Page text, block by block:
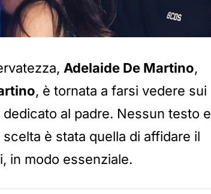
Adelaide De Martino,
, è tornata a farsi vedere sui
al padre. Nessun testo e
è stata quella di affidare il
in modo essenziale.